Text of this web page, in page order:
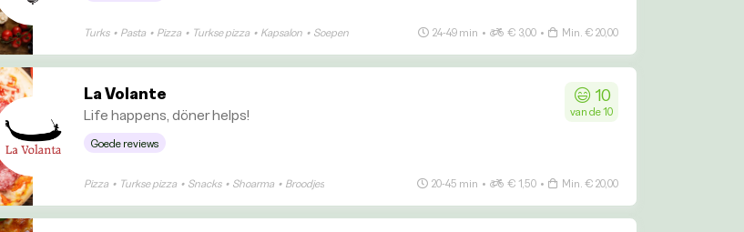
Turks • Pasta • Pizza • Turkse pizza • Kapsalon • Soepen 24-49 min • € 3,00 • Min. € 20,00
La Volante
Life happens, döner helps!
10
van de 10
Goede reviews
Pizza • Turkse pizza • Snacks • Shoarma • Broodjes 20-45 min • € 1,50 • Min. € 20,00